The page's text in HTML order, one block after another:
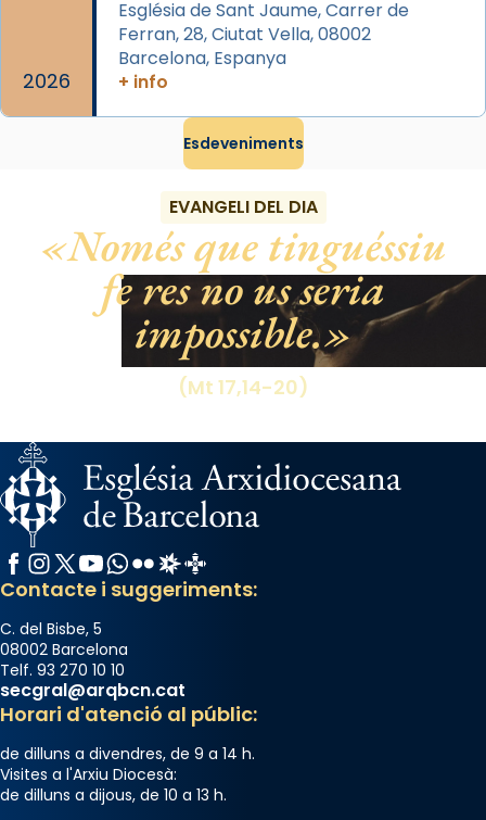
gran a Mataró.
«Si vols saber què és calor, ves per les
Santes a Mataró»🥵.
Share
2026
Església de Sant Jaume, Carrer de
Ferran, 28, Ciutat Vella, 08002
Barcelona, Espanya
+ info
Esdeveniments
EVANGELI DEL DIA
Només que tinguéssiu
fe res no us seria
impossible.
(Mt 17,14-20)
Facebook
Instagram
X / Twitter
YouTube
WhatsApp
FlickrRadio Estel
Catalunya Cristiana
Contacte i suggeriments:
C. del Bisbe, 5
08002 Barcelona
Telf. 93 270 10 10
secgral@arqbcn.cat
Horari d'atenció al públic:
de dilluns a divendres, de 9 a 14 h.
Visites a l'Arxiu Diocesà:
de dilluns a dijous, de 10 a 13 h.